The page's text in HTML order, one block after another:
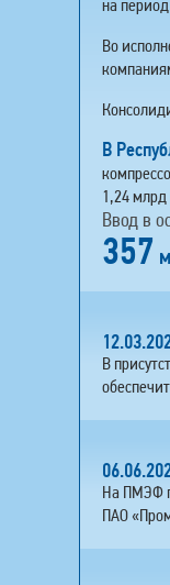
на
Во
В
1,24
Ввод в
357
В
На ПМЭФ
ПАО